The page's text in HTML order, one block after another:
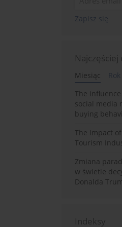
Zapisz się
Najczęściej
Miesiąc
Rok
The
social media
buying
The Impact
Tourism
Zmiana
w świetle
Donalda
Indeksy